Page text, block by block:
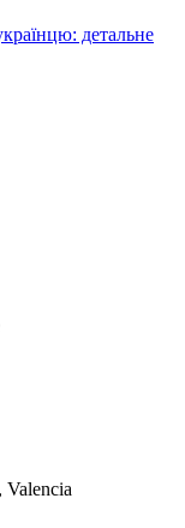
детальне
Valencia